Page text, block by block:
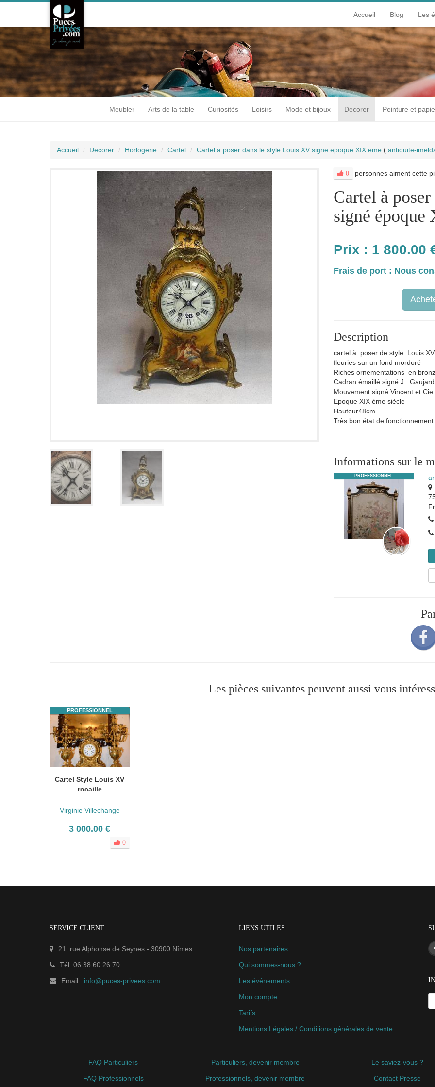
Accueil Blog Les
Meubler Arts de la table Curiosités Loisirs Mode et bijoux Décorer Peinture et
Accueil Décorer Horlogerie Cartel Cartel à poser dans le style Louis XV signé époque XIX eme ( antiquité-
0 personnes aiment cette
Cartel à
signé époque
Prix : 1 800.00
Frais de port : Nous
Description
cartel à poser de style Louis
fleuries sur un fond mordoré
Riches ornementations en
Cadran émaillé signé J .
Mouvement signé Vincent et
Epoque XIX ème siècle
Hauteur48cm
Très bon état de fonctionnement
Informations sur le
PROFESSIONNEL
Les pièces suivantes peuvent aussi vous
PROFESSIONNEL
Cartel Style Louis XV
rocaille
Virginie Villechange
3 000.00 €
0
SERVICE CLIENT
21, rue Alphonse de Seynes - 30900 Nîmes
Tél. 06 38 60 26 70
Email : info@puces-privees.com
LIENS UTILES
Nos partenaires
Qui sommes-nous ?
Les événements
Mon compte
Tarifs
Mentions Légales / Conditions générales de vente
FAQ Particuliers
FAQ Professionnels
Particuliers, devenir membre
Professionnels, devenir membre
Le saviez-vous ?
Contact Presse